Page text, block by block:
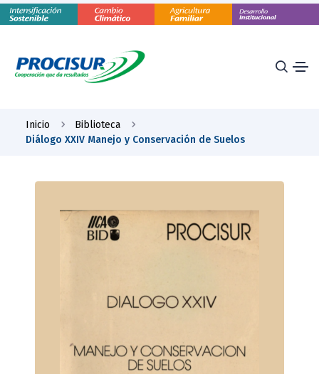
Inicio
Biblioteca
Diálogo XXIV Manejo y Conservación de Suelos